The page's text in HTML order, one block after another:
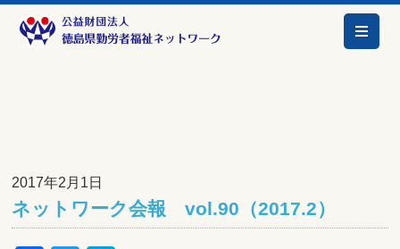
2017年2月1日
ネットワーク会報 vol.90（2017.2）